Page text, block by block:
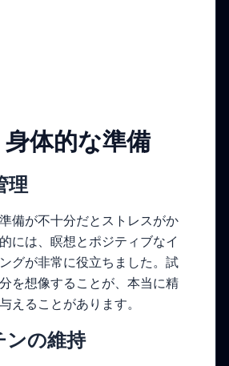
体的な準備
理
備が不十分だとストレスがか
には、瞑想とポジティブなイ
グが非常に役立ちました。試
を想像することが、本当に精
えることがあります。
ンの維持